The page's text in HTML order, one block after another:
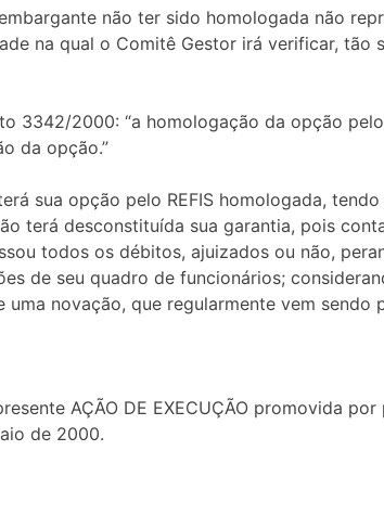
não ter sido homologada não
na qual o Comitê Gestor irá verificar, tão
3342/2000: “a homologação da opção
da opção.”
sua opção pelo REFIS homologada,
terá desconstituída sua garantia, pois
todos os débitos, ajuizados ou não,
de seu quadro de funcionários;
uma novação, que regularmente vem sendo
AÇÃO DE EXECUÇÃO promovida
de 2000.